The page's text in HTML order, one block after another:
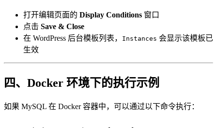
打开编辑页面的 Display Conditions 窗口
点击 Save & Close
在 WordPress 后台模板列表，
Instances 会显示该模板已
生效
四、Docker 环境下的执行示例
如果 MySQL 在 Docker 容器中，可以通过以下命令执行：